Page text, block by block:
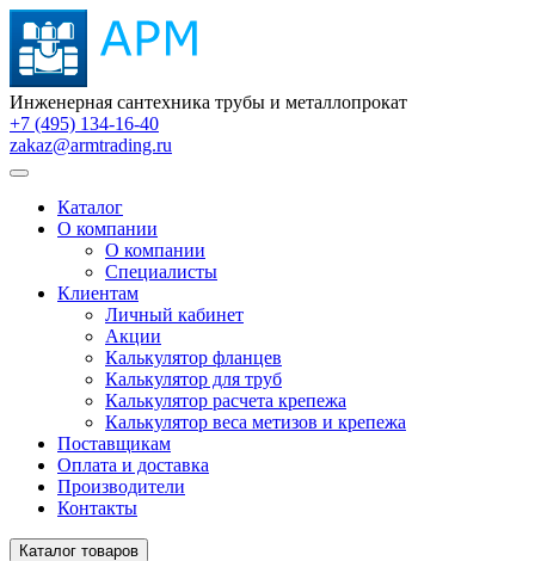
Инженерная сантехника трубы и металлопрокат
+7 (495) 134-16-40
zakaz@armtrading.ru
Каталог
О компании
О компании
Специалисты
Клиентам
Личный кабинет
Акции
Калькулятор фланцев
Калькулятор для труб
Калькулятор расчета крепежа
Калькулятор веса метизов и крепежа
Поставщикам
Оплата и доставка
Производители
Контакты
Каталог товаров